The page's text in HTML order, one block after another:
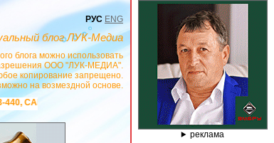
РУС ENG
блог ЛУК-Медиа
блога можно использовать
ООО "ЛУК-МЕДИА".
копирование запрещено.
на возмездной основе.
graver.ru - РЕКЛАМОДАТЕЛЬ ИП Павленко С.В. ИНН:
реклама